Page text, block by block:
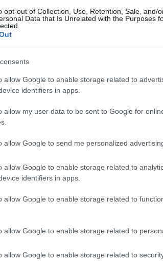
opt-out of Collection, Use, Retention, Sale, and/
Data that Is Unrelated with the Purposes
allow Google to enable storage related to
identifiers in apps.
allow my user data to be sent to Google for
allow Google to send me personalized
allow Google to enable storage related to
identifiers in apps.
allow Google to enable storage related to
allow Google to enable storage related to
allow Google to enable storage related to
Maltby, Jr.musicaljének
mutatták be. A darab az 1989-es
is különböző kategóriákban.
- írta a Sunday Times, s az
játszott zenés előadás között
Forrás: